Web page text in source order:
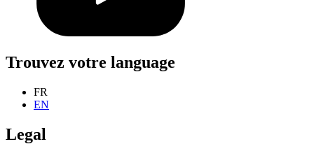
Trouvez votre language
FR
EN
Legal